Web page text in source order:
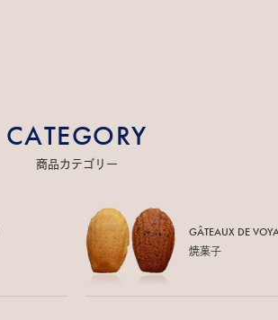
CATEGORY
商品カテゴリー
GÂTEAUX DE
焼菓子